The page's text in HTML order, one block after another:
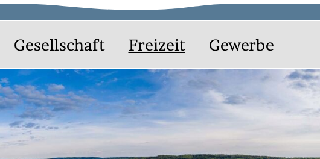
Gesellschaft Freizeit Gewerbe